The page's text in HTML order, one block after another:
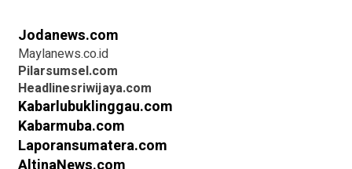
Jodanews.com
Maylanews.co.id
Pilarsumsel.com
Headlinesriwijaya.com
Kabarlubuklinggau.com
Kabarmuba.com
Laporansumatera.com